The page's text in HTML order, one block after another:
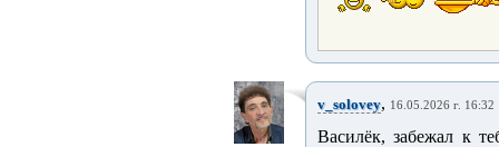
v_solovey, 16.05.2026 г. 16:32
Василёк, забежал к